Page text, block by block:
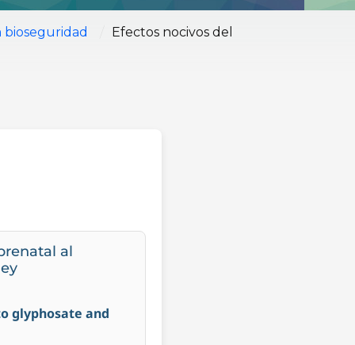
bioseguridad
Efectos nocivos del
al
glyphosate and